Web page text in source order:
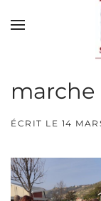
Skip to main
marche
ÉCRIT LE 14